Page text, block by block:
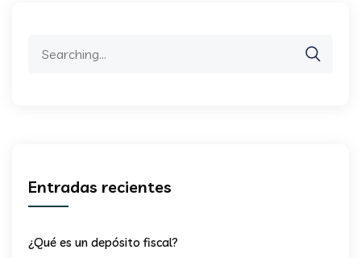
Entradas recientes
¿Qué es un depósito fiscal?